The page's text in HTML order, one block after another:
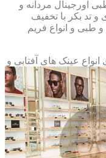
اورجینال مردانه و
و تد بکر با تخفیف
طبی و انواع فریم
انواع عینک های آفتابی و